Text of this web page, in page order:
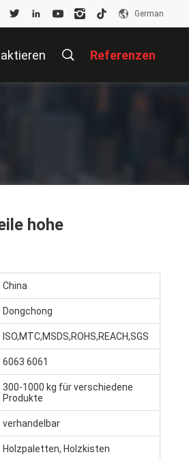
German
Referenzen
hohe
China
Dongchong
ISO,MTC,MSDS,ROHS,REACH,SGS
6063 6061
300-1000 kg für verschiedene
Produkte
verhandelbar
Holzpaletten, Holzkisten